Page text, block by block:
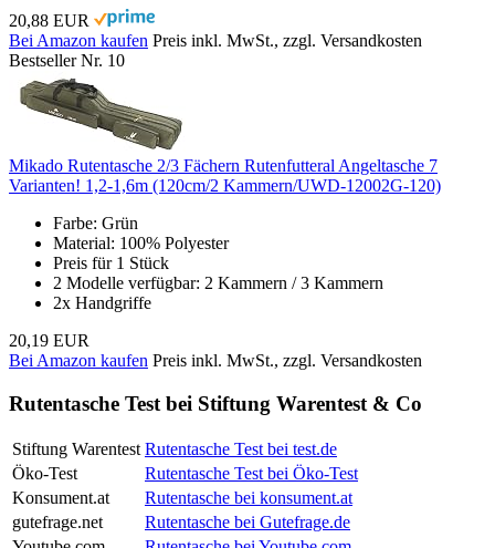
20,88 EUR
Bei Amazon kaufen Preis inkl. MwSt., zzgl. Versandkosten
Bestseller Nr. 10
Mikado Rutentasche 2/3 Fächern Rutenfutteral Angeltasche 7
Varianten! 1,2-1,6m (120cm/2 Kammern/UWD-12002G-120)
Farbe: Grün
Material: 100% Polyester
Preis für 1 Stück
2 Modelle verfügbar: 2 Kammern / 3 Kammern
2x Handgriffe
20,19 EUR
Bei Amazon kaufen Preis inkl. MwSt., zzgl. Versandkosten
Rutentasche Test bei Stiftung Warentest & Co
Stiftung Warentest Rutentasche Test bei test.de
Öko-Test
Rutentasche Test bei Öko-Test
Konsument.at
Rutentasche bei konsument.at
gutefrage.net
Rutentasche bei Gutefrage.de